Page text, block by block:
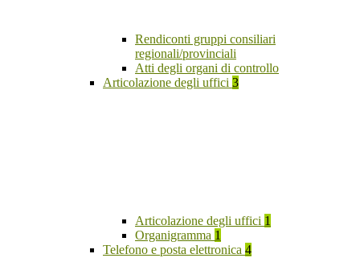
Rendiconti gruppi consiliari
regionali/provinciali
Atti degli organi di controllo
Articolazione degli uffici 3
Articolazione degli uffici 1
Organigramma 1
Telefono e posta elettronica 4